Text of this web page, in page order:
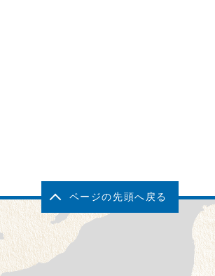
ページの先頭へ戻る